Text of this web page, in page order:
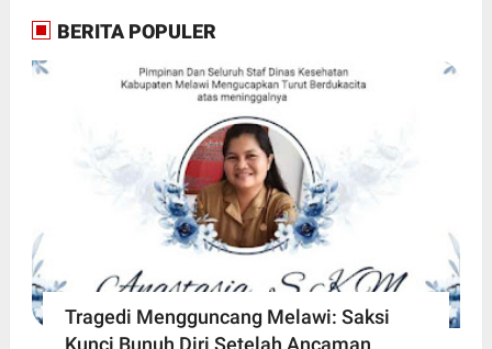
BERITA POPULER
Tragedi Mengguncang Melawi: Saksi
Kunci Bunuh Diri Setelah Ancaman